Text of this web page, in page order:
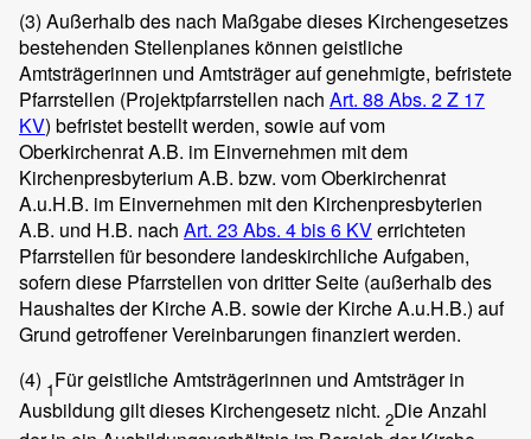
(3) Außerhalb des nach Maßgabe dieses Kirchengesetzes
bestehenden Stellenplanes können geistliche
Amtsträgerinnen und Amtsträger auf genehmigte, befristete
Pfarrstellen (Projektpfarrstellen nach Art. 88 Abs. 2 Z 17
KV) befristet bestellt werden, sowie auf vom
Oberkirchenrat A.B. im Einvernehmen mit dem
Kirchenpresbyterium A.B. bzw. vom Oberkirchenrat
A.u.H.B. im Einvernehmen mit den Kirchenpresbyterien
A.B. und H.B. nach Art. 23 Abs. 4 bis 6 KVerrichteten
Pfarrstellen für besondere landeskirchliche Aufgaben,
sofern diese Pfarrstellen von dritter Seite (außerhalb des
Haushaltes der Kirche A.B. sowie der Kirche A.u.H.B.) auf
Grund getroffener Vereinbarungen finanziert werden.
(4) 1Für geistliche Amtsträgerinnen und Amtsträger in
Ausbildung gilt dieses Kirchengesetz nicht. 2Die Anzahl